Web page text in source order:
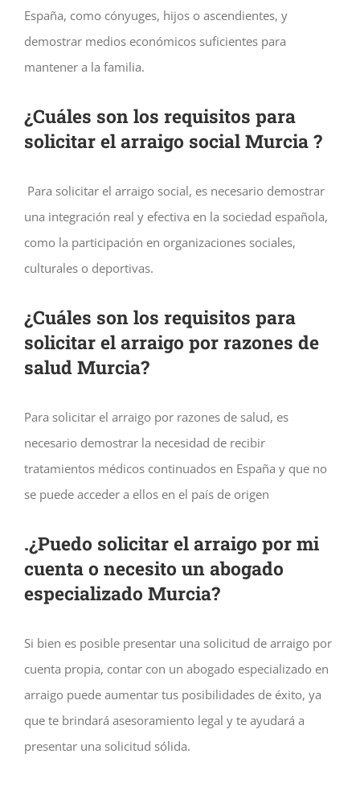
España, como cónyuges, hijos o ascendientes, y
demostrar medios económicos suficientes para
mantener a la familia.
¿Cuáles son los requisitos para
solicitar el arraigo social Murcia ?
Para solicitar el arraigo social, es necesario demostrar
una integración real y efectiva en la sociedad española,
como la participación en organizaciones sociales,
culturales o deportivas.
¿Cuáles son los requisitos para
solicitar el arraigo por razones de
salud Murcia?
Para solicitar el arraigo por razones de salud, es
necesario demostrar la necesidad de recibir
tratamientos médicos continuados en España y que no
se puede acceder a ellos en el país de origen
.¿Puedo solicitar el arraigo por mi
cuenta o necesito un abogado
especializado Murcia?
Si bien es posible presentar una solicitud de arraigo por
cuenta propia, contar con un abogado especializado en
arraigo puede aumentar tus posibilidades de éxito, ya
que te brindará asesoramiento legal y te ayudará a
presentar una solicitud sólida.